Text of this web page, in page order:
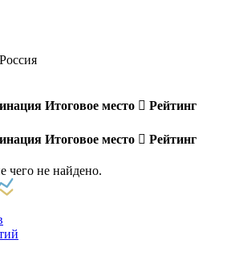
Итоговое место
Рейтинг
Итоговое место
Рейтинг
чего не найдено.